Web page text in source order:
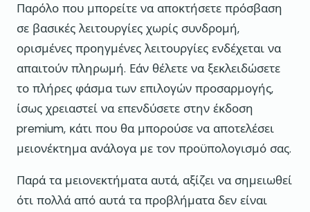
Παρόλο που μπορείτε να αποκτήσετε πρόσβαση
σε βασικές λειτουργίες χωρίς συνδρομή,
ορισμένες προηγμένες λειτουργίες ενδέχεται να
απαιτούν πληρωμή. Εάν θέλετε να ξεκλειδώσετε
το πλήρες φάσμα των επιλογών προσαρμογής,
ίσως χρειαστεί να επενδύσετε στην έκδοση
premium, κάτι που θα μπορούσε να αποτελέσει
μειονέκτημα ανάλογα με τον προϋπολογισμό σας.
Παρά τα μειονεκτήματα αυτά, αξίζει να σημειωθεί
ότι πολλά από αυτά τα προβλήματα δεν είναι